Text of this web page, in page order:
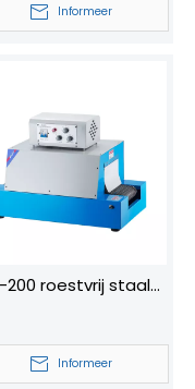
PVC/polyolefine
Informeer
200 roestvrij staal
folieverpakking
voor fles
Informeer